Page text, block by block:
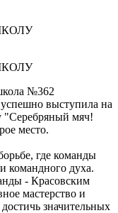
№362
выступила на
"Серебряный мяч!
место.
где команды
командного духа.
- Красовским
мастерство и
значительных